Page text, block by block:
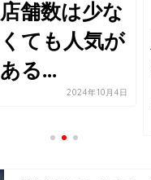
店舗数は少な
くても人気が
ある...
2024年10月4日